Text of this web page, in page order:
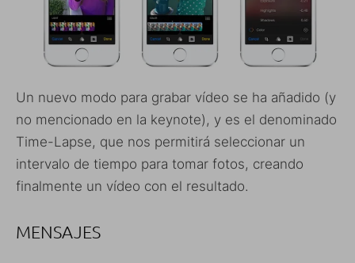
Un nuevo modo para grabar vídeo se ha añadido (y
no mencionado en la keynote), y es el denominado
Time-Lapse, que nos permitirá seleccionar un
intervalo de tiempo para tomar fotos, creando
finalmente un vídeo con el resultado.
MENSAJES